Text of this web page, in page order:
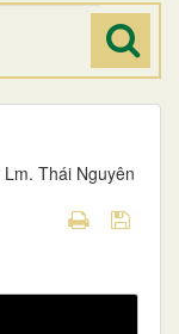
Lm. Thái Nguyên